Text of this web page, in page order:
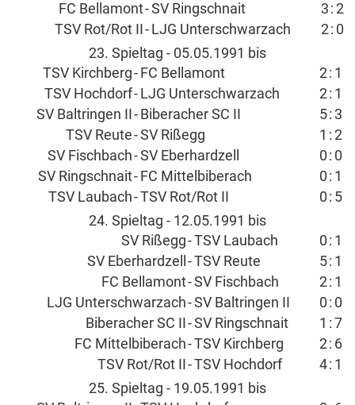
FC Bellamont-SV Ringschnait 3 : 2
TSV Rot/Rot II - LJG Unterschwarzach 2: 0
23. Spieltag - 05.05.1991 bis
TSV Kirchberg- FC Bellamont 2: 1
TSV Hochdorf- LJG Unterschwarzach 2: 1
SV Baltringen II - Biberacher SC II 5: 3
TSV Reute-SV Rißegg 1 : 2
SV Fischbach-SV Eberhardzell 0 : 0
SV Ringschnait- FC Mittelbiberach 0 : 1
TSV Laubach-TSV Rot/Rot II 0 : 5
24. Spieltag - 12.05.1991 bis
SV Rißegg-TSV Laubach 0 : 1
SV Eberhardzell -TSV Reute 5: 1
FC Bellamont-SV Fischbach 2: 1
LJG Unterschwarzach-SV Baltringen II 0 : 0
Biberacher SC II -SV Ringschnait 1 : 7
FC Mittelbiberach-TSV Kirchberg 2: 6
TSV Rot/Rot II -TSV Hochdorf 4: 1
25. Spieltag - 19.05.1991 bis